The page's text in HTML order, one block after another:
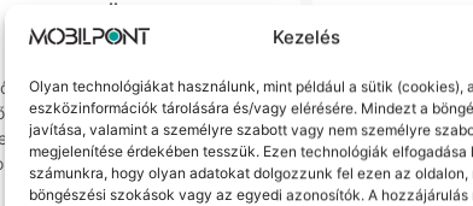
Kezelés
Olyan technológiákat használunk, mint például a sütik (cookies),
eszközinformációk tárolására és/vagy elérésére. Mindezt a
javítása, valamint a személyre szabott vagy nem személyre
megjelenítése érdekében tesszük. Ezen technológiák elfogadása
számunkra, hogy olyan adatokat dolgozzunk fel ezen az oldalon,
böngészési szokások vagy az egyedi azonosítók. A hozzájárulás
nálunk alap. Ha ritkán
egy hiba, nem kifogásokat
hanem megoldást. Szakértő
azonnal kézbe veszik az
ügyedet.
Ingyenes
Ha messze
készülékért.
esetén küldjük
telefont, és
küldjük